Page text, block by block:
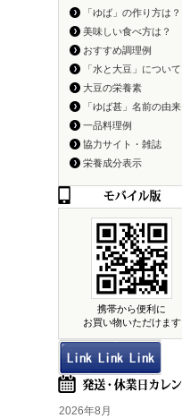
「ゆば」の作り方は？
美味しい食べ方は？
おすすめ調理例
「水と大豆」について
大豆の栄養素
「ゆば甚」名前の由来
一品料理例
協力サイト・雑誌
栄養成分表示
携帯から便利に
お買い物いただけます
2026年8月